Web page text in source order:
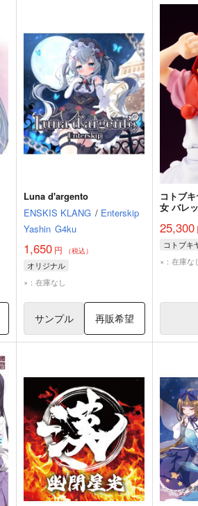
Luna d'argento
ENSKIS KLANG / Enterskip
Yashin G4ku
1,650円 （税込）
オリジナル
×：在庫なし
サンプル 再販希望
コトブ
女 バレ
25,300
コトブキ
×：在庫な